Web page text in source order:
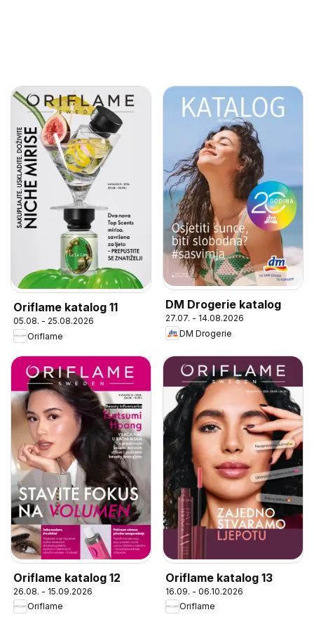
Oriflame katalog 11
05.08. - 25.08.2026
Oriflame
DM Drogerie katalog
27.07. - 14.08.2026
DM Drogerie
Oriflame katalog 12
26.08. - 15.09.2026
Oriflame
Oriflame katalog 13
16.09. - 06.10.2026
Oriflame